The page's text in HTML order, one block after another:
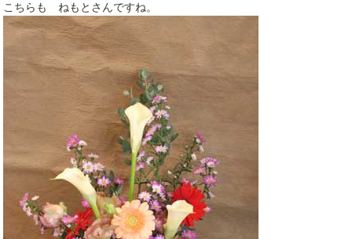
こちらも ねもとさんですね。